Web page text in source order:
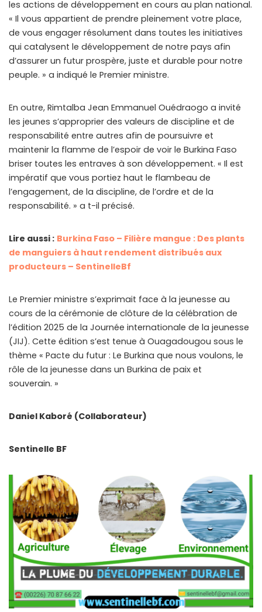
les actions de développement en cours au plan national.
« Il vous appartient de prendre pleinement votre place,
de vous engager résolument dans toutes les initiatives
qui catalysent le développement de notre pays afin
d’assurer un futur prospère, juste et durable pour notre
peuple. » a indiqué le Premier ministre.
En outre, Rimtalba Jean Emmanuel Ouédraogo a invité
les jeunes s’approprier des valeurs de discipline et de
responsabilité entre autres afin de poursuivre et
maintenir la flamme de l’espoir de voir le Burkina Faso
briser toutes les entraves à son développement. « Il est
impératif que vous portiez haut le flambeau de
l’engagement, de la discipline, de l’ordre et de la
responsabilité. » a t-il précisé.
Lire aussi : Burkina Faso – Filière mangue : Des plants
de manguiers à haut rendement distribués aux
producteurs – SentinelleBf
Le Premier ministre s’exprimait face à la jeunesse au
cours de la cérémonie de clôture de la célébration de
l’édition 2025 de la Journée internationale de la jeunesse
(JIJ). Cette édition s’est tenue à Ouagadougou sous le
thème « Pacte du futur : Le Burkina que nous voulons, le
rôle de la jeunesse dans un Burkina de paix et
souverain. »
Daniel Kaboré (Collaborateur)
Sentinelle BF